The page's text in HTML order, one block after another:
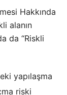
Hakkında
alanın
da “Riskli
yapılaşma
riski